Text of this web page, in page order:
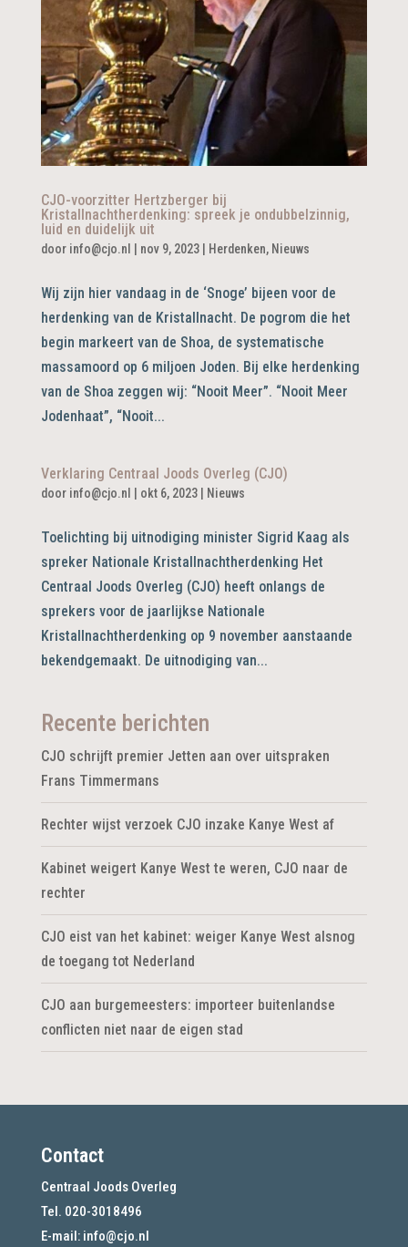
CJO-voorzitter Hertzberger bij
Kristallnachtherdenking: spreek je ondubbelzinnig,
luid en duidelijk uit
door info@cjo.nl nov 9, 2023| Herdenken, Nieuws
Wij zijn hier vandaag in de ‘Snoge’ bijeen voor de
herdenking van de Kristallnacht. De pogrom die het
begin markeert van de Shoa, de systematische
massamoord op 6 miljoen Joden. Bij elke herdenking
van de Shoa zeggen wij: “Nooit Meer”. “Nooit Meer
Jodenhaat”, “Nooit...
Verklaring Centraal Joods Overleg (CJO)
door info@cjo.nl okt 6, 2023| Nieuws
Toelichting bij uitnodiging minister Sigrid Kaag als
spreker Nationale Kristallnachtherdenking Het
Centraal Joods Overleg (CJO) heeft onlangs de
sprekers voor de jaarlijkse Nationale
Kristallnachtherdenking op 9 november aanstaande
bekendgemaakt. De uitnodiging van...
Recente berichten
CJO schrijft premier Jetten aan over uitspraken
Frans Timmermans
Rechter wijst verzoek CJO inzake Kanye West af
Kabinet weigert Kanye West te weren, CJO naar de
rechter
CJO eist van het kabinet: weiger Kanye West alsnog
de toegang tot Nederland
CJO aan burgemeesters: importeer buitenlandse
conflicten niet naar de eigen stad
Contact
Centraal Joods Overleg
Tel. 020-3018496
E-mail: info@cjo.nl